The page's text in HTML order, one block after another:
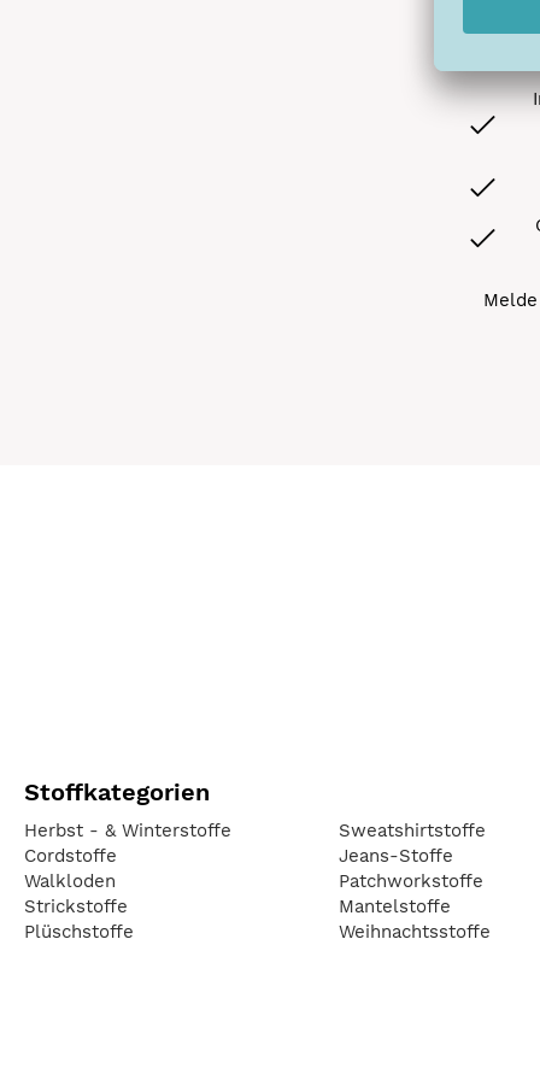
Stoffkategorien
Herbst - & Winterstoffe
Cordstoffe
Walkloden
Strickstoffe
Plüschstoffe
Sweatshirtstoffe
Jeans-Stoffe
Patchworkstoffe
Mantelstoffe
Weihnachtsstoffe